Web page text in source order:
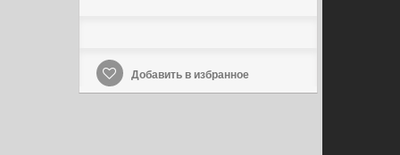
Добавить в избранное